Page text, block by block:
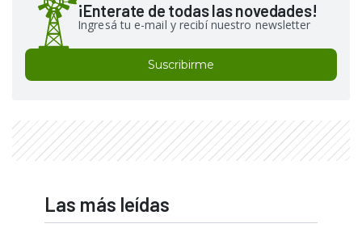
¡Enterate de todas las novedades!
Ingresá tu e-mail y recibí nuestro newsletter
Suscribirme
Las más leídas